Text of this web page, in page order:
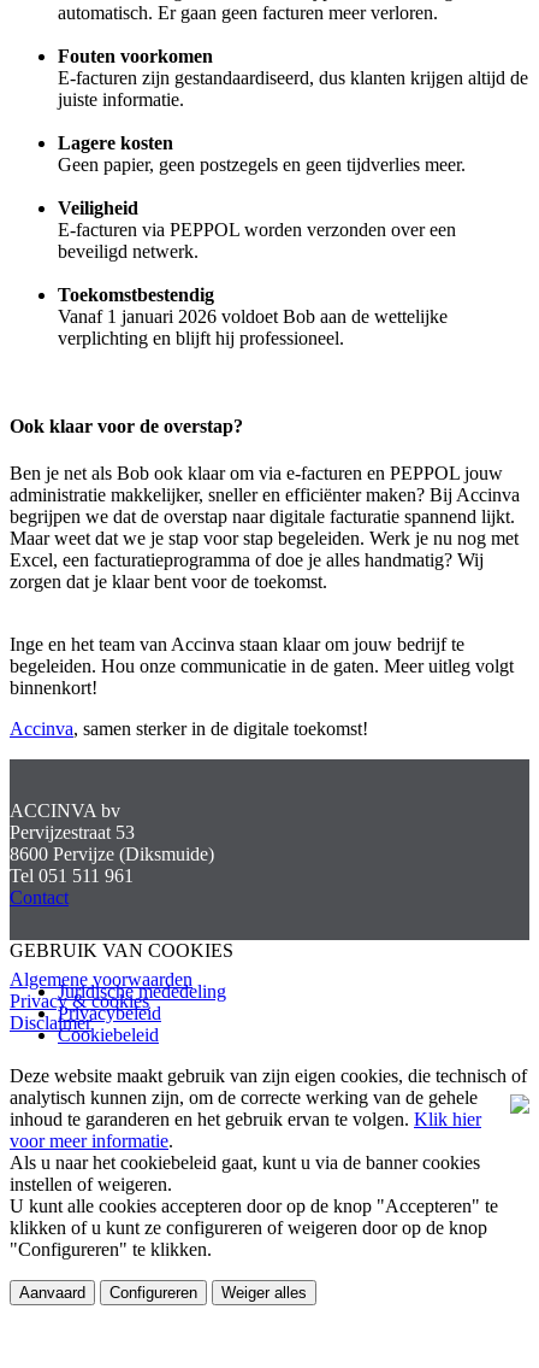
automatisch. Er gaan geen facturen meer verloren.
Fouten voorkomen
E-facturen zijn gestandaardiseerd, dus klanten krijgen altijd de
juiste informatie.
Lagere kosten
Geen papier, geen postzegels en geen tijdverlies meer.
Veiligheid
E-facturen via PEPPOL worden verzonden over een
beveiligd netwerk.
Toekomstbestendig
Vanaf 1 januari 2026 voldoet Bob aan de wettelijke
verplichting en blijft hij professioneel.
Ook klaar voor de overstap?
Ben je net als Bob ook klaar om via e-facturen en PEPPOL jouw
administratie makkelijker, sneller en efficiënter maken? Bij Accinva
begrijpen we dat de overstap naar digitale facturatie spannend lijkt.
Maar weet dat we je stap voor stap begeleiden. Werk je nu nog met
Excel, een facturatieprogramma of doe je alles handmatig? Wij
zorgen dat je klaar bent voor de toekomst.
Inge en het team van Accinva staan klaar om jouw bedrijf te
begeleiden. Hou onze communicatie in de gaten. Meer uitleg volgt
binnenkort!
Accinva, samen sterker in de digitale toekomst!
ACCINVA bv
Pervijzestraat 53
8600 Pervijze (Diksmuide)
Tel 051 511 961
Contact
Algemene voorwaarden
Privacy & cookies
Disclaimer
GEBRUIK VAN COOKIES
Juridische mededeling
Privacybeleid
Cookiebeleid
Deze website maakt gebruik van zijn eigen cookies, die technisch of
analytisch kunnen zijn, om de correcte werking van de gehele
inhoud te garanderen en het gebruik ervan te volgen. Klik hier
voor meer informatie.
Als u naar het cookiebeleid gaat, kunt u via de banner cookies
instellen of weigeren.
U kunt alle cookies accepteren door op de knop "Accepteren" te
klikken of u kunt ze configureren of weigeren door op de knop
"Configureren" te klikken.
Aanvaard Configureren Weiger alles